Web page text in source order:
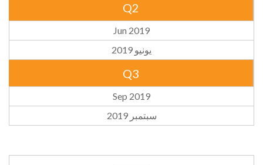
Q2
Jun 2019
يونيو 2019
Q3
Sep 2019
سبتمبر 2019